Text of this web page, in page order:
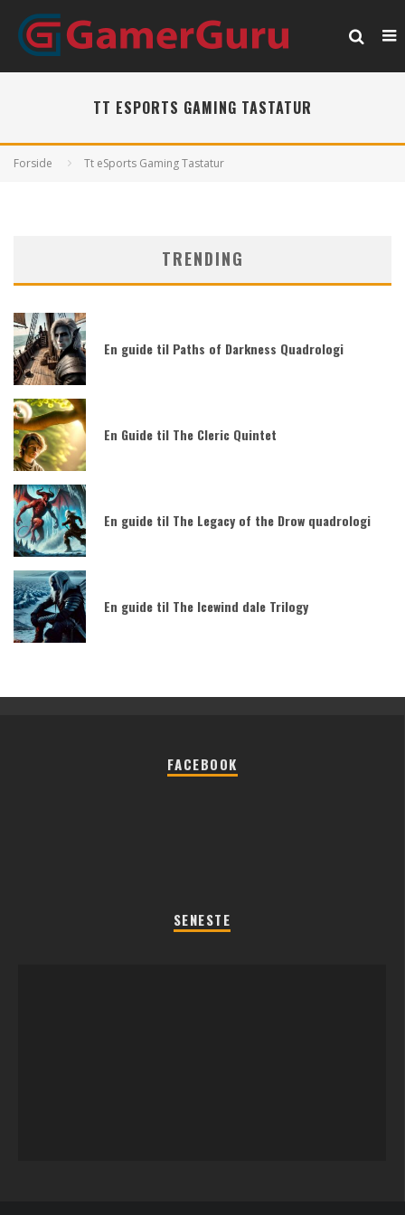
TT ESPORTS GAMING TASTATUR
Forside Tt eSports Gaming Tastatur
TRENDING
En guide til Paths of Darkness Quadrologi
En Guide til The Cleric Quintet
En guide til The Legacy of the Drow quadrologi
En guide til The Icewind dale Trilogy
FACEBOOK
SENESTE